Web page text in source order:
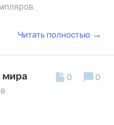
Читать полностью →
мира 0 0